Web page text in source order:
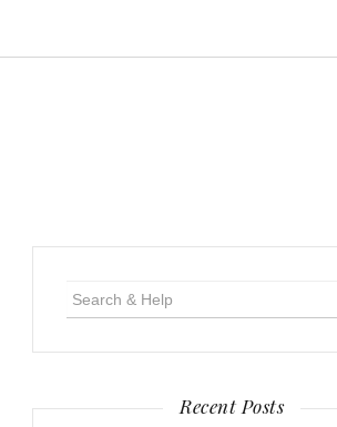
Recent Posts